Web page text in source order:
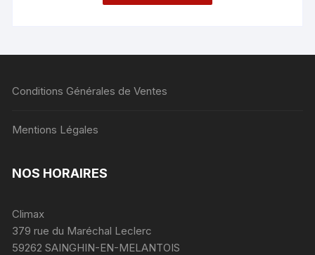
Conditions Générales de Ventes
Mentions Légales
NOS HORAIRES
Climax
379 rue du Maréchal Leclerc
59262 SAINGHIN-EN-MELANTOIS